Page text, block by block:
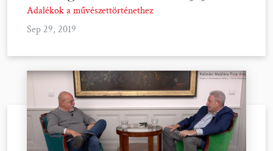
Adalékok a művészettörténethez
Sep 29, 2019